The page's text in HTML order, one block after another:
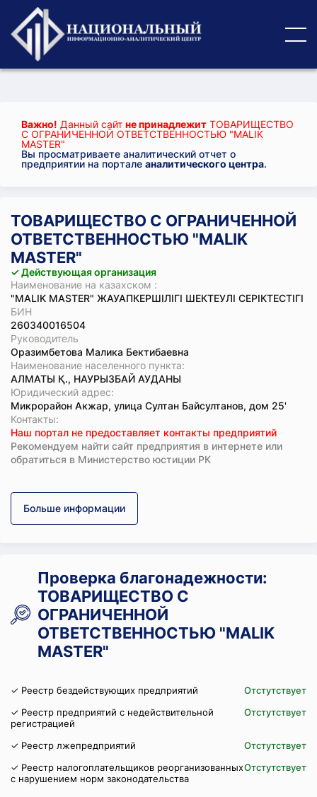
Важно! Данный сайт не принадлежит ТОВАРИЩЕСТВО
С ОГРАНИЧЕННОЙ ОТВЕТСТВЕННОСТЬЮ "MALIK
MASTER"
Вы просматриваете аналитический отчет о
предприятии на портале аналитического центра.
ТОВАРИЩЕСТВО С ОГРАНИЧЕННОЙ
ОТВЕТСТВЕННОСТЬЮ "MALIK
MASTER"
✓ Действующая организация
Наименование на казахском :
"MALIK MASTER" ЖАУАПКЕРШІЛІГІ ШЕКТЕУЛІ СЕРІКТЕСТІГІ
БИН
260340016504
Руководитель
Оразимбетова Малика Бектибаевна
Наименование населенного пункта:
АЛМАТЫ Қ., НАУРЫЗБАЙ АУДАНЫ
Юридический адрес:
Микрорайон Акжар, улица Султан Байсултанов, дом 25'
Koнтaкты:
Наш портал не предоставляет контакты предприятий
Рекомендуем найти сайт предприятия в интернете или
обратиться в Министерство юстиции РК
Больше информации
Проверка благонадежности:
ТОВАРИЩЕСТВО С
ОГРАНИЧЕННОЙ
ОТВЕТСТВЕННОСТЬЮ "MALIK
MASTER"
✓ Реестр бездействующих предприятий
Отстутствует
✓ Реестр предприятий с недействительной
регистрацией
Отстутствует
✓ Реестр лжепредприятий
Отстутствует
✓ Реестр налогоплательщиков реорганизованных
с нарушением норм законодательства
Отстутствует